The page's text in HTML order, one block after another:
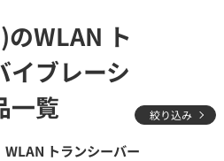
WLAN ト
イブレーシ
一覧
絞り込み
WLAN トランシーバー